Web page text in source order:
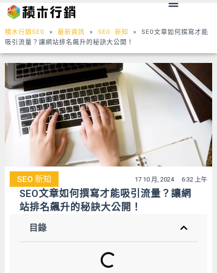
至
主
要
內
容
Menu
積木行銷SEO » 最新資訊 » SEO 新知 » SEO文章如何撰寫才能
吸引流量？讓網站排名飆升的秘訣大公開！
SEO 新知 17 10 月, 2024 6:32 上午
SEO文章如何撰寫才能吸引流量？讓網
站排名飆升的秘訣大公開！
目錄